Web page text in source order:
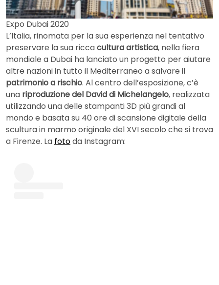
Expo Dubai 2020
L’Italia, rinomata per la sua esperienza nel tentativo
preservare la sua riccacultura artistica, nella fiera
mondiale a Dubai ha lanciato un progetto per aiutare
altre nazioni in tutto il Mediterraneo a salvare il
patrimonio a rischio. Al centro dell’esposizione, c’è
una riproduzione del David di Michelangelo, realizzata
utilizzando una delle stampanti 3D più grandi al
mondo e basata su 40 ore di scansione digitale della
scultura in marmo originale del XVI secolo che si trova
a Firenze. La fotoda Instagram: